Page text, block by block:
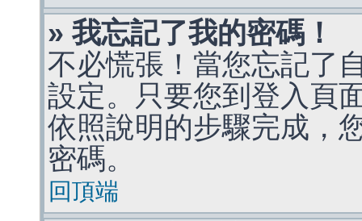
» 我忘記了我的密碼！
不必慌張！當您忘記了
設定。只要您到登入頁
依照說明的步驟完成，
密碼。
回頂端